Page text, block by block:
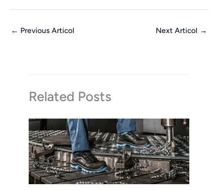
← Previous Articol Next Articol →
Related Posts